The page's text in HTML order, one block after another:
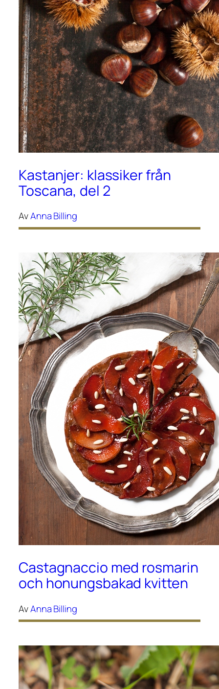
Kastanjer: klassiker från
Toscana, del 2
AvAnna Billing
Castagnaccio med rosmarin
och honungsbakad kvitten
AvAnna Billing